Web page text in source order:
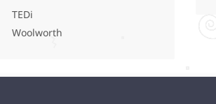
TEDi
Woolworth